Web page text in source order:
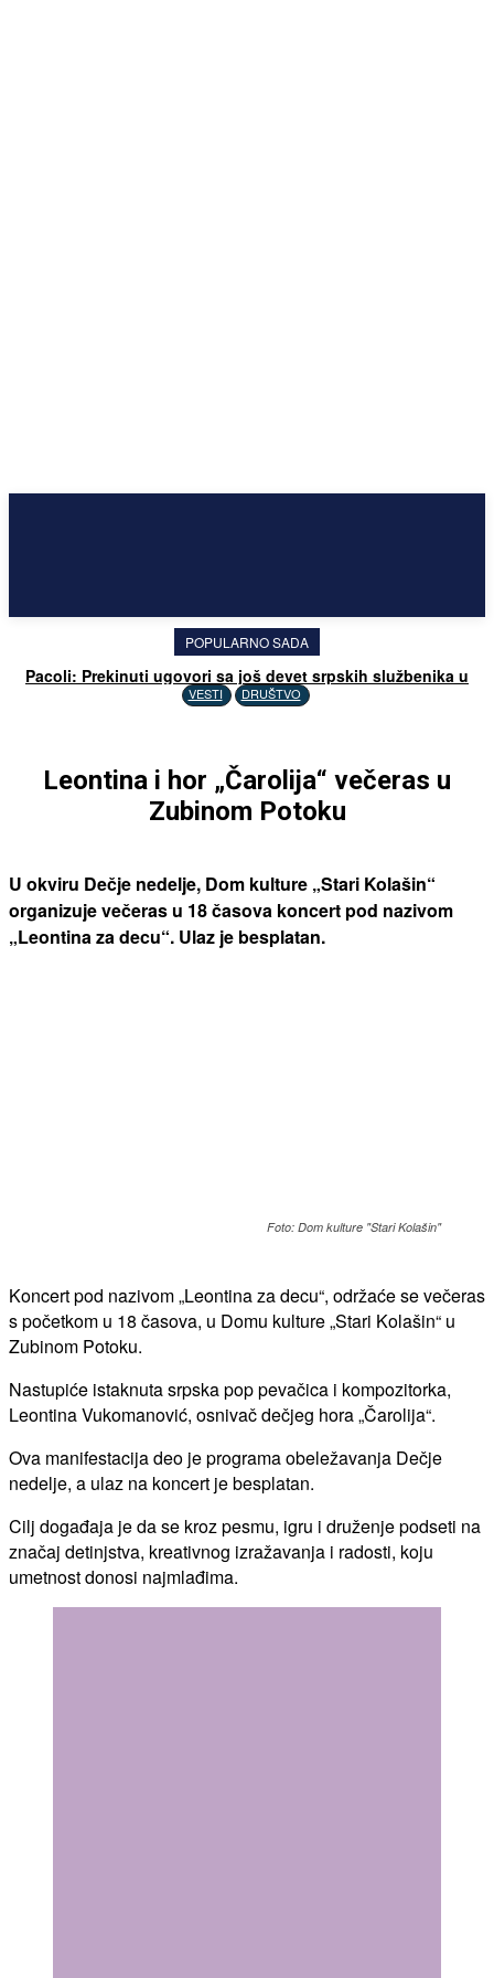
POPULARNO SADA
Pacoli: Prekinuti ugovori sa još devet srpskih službenika u
kosovskim institucijama
VESTI DRUŠTVO
Leontina i hor „Čarolija“ večeras u
Zubinom Potoku
U okviru Dečje nedelje, Dom kulture „Stari Kolašin“
organizuje večeras u 18 časova koncert pod nazivom
„Leontina za decu“. Ulaz je besplatan.
Foto: Dom kulture "Stari Kolašin"
Koncert pod nazivom „Leontina za decu“, održaće se večeras
s početkom u 18 časova, u Domu kulture „Stari Kolašin“ u
Zubinom Potoku.
Nastupiće istaknuta srpska pop pevačica i kompozitorka,
Leontina Vukomanović, osnivač dečjeg hora „Čarolija“.
Ova manifestacija deo je programa obeležavanja Dečje
nedelje, a ulaz na koncert je besplatan.
Cilj događaja je da se kroz pesmu, igru i druženje podseti na
značaj detinjstva, kreativnog izražavanja i radosti, koju
umetnost donosi najmlađima.